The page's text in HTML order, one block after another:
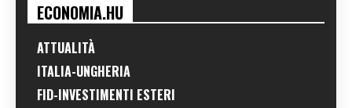
ECONOMIA.HU
ATTUALITÀ
ITALIA-UNGHERIA
FID-INVESTIMENTI ESTERI